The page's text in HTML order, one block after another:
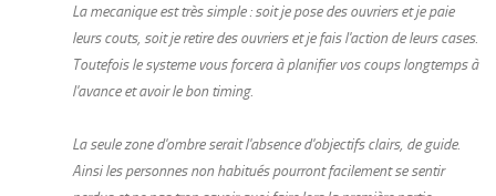
La mecanique est très simple : soit je pose des ouvriers et je paie
leurs couts, soit je retire des ouvriers et je fais l'action de leurs cases.
Toutefois le systeme vous forcera à planifier vos coups longtemps à
l'avance et avoir le bon timing.
La seule zone d'ombre serait l'absence d'objectifs clairs, de guide.
Ainsi les personnes non habitués pourront facilement se sentir